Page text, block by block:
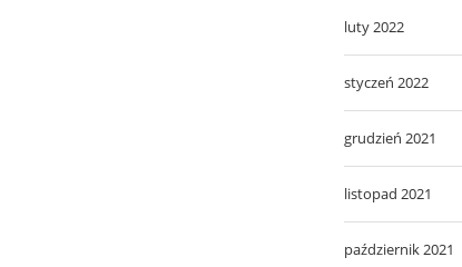
luty 2022
styczeń 2022
grudzień 2021
listopad 2021
październik 2021